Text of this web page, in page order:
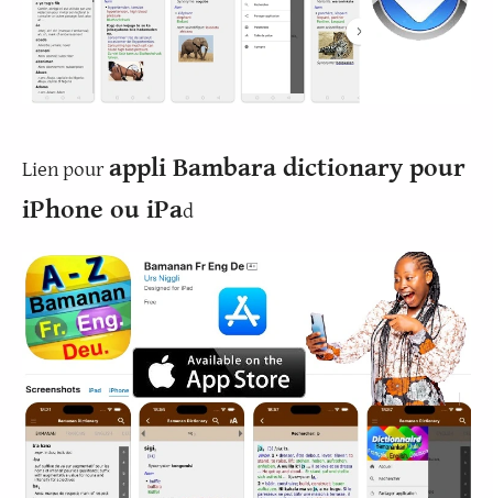
Lien pourappli Bambara dictionary pour
iPhone ou iPad